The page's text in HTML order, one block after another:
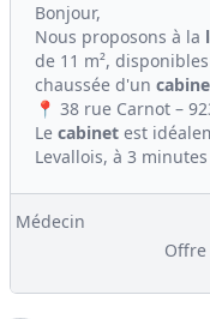
Bonjour,
Nous proposons à la
de 11 m²,
chaussée d'un
📍 38 rue Carnot –
Le cabinet est
Levallois, à 3
Médecin
Offre